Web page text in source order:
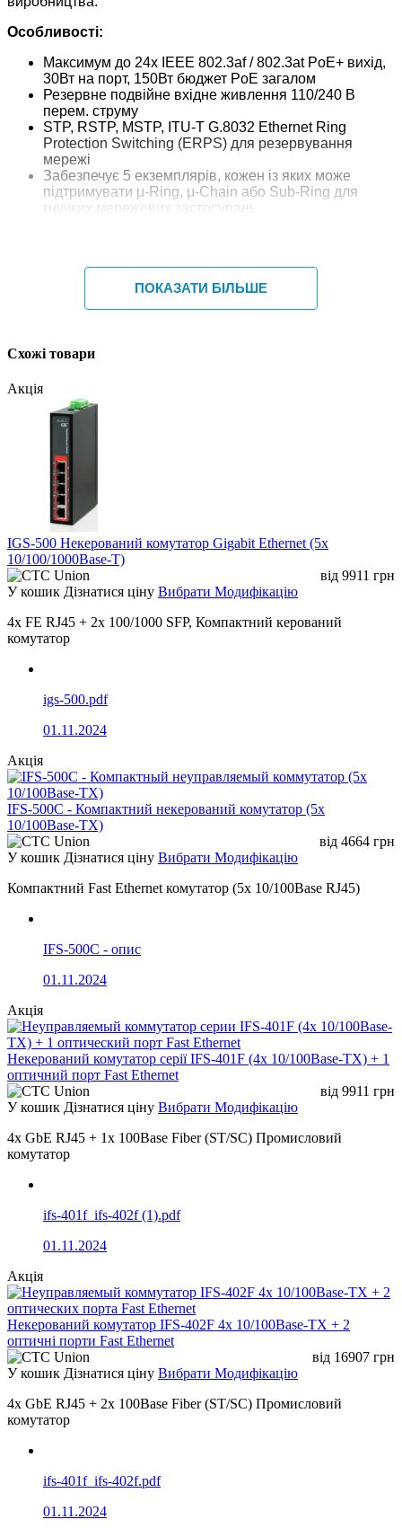
Особливості:
Максимум до 24x IEEE 802.3af / 802.3at PoE+ вихід,
30Вт на порт, 150Вт бюджет PoE загалом
Резервне подвійне вхідне живлення 110/240 В
перем. струму
STP, RSTP, MSTP, ITU-T G.8032 Ethernet Ring
Protection Switching (ERPS) для резервування
мережі
Забезпечує 5 екземплярів, кожен із яких може
підтримувати μ-Ring, μ-Chain або Sub-Ring для
гнучких мережевих застосувань
синхронізації часу, що працює в режимах Ordinary-
Boundary, Peer to Peer Transparent Clock, End to End
Transparent Clock, Master, Slave для кожного порту
ПОКАЗАТИ БІЛЬШЕ
Схожі товари
Акція
IGS-500 Некерований комутатор Gigabit Ethernet (5x
10/100/1000Base-T)
від 9911 грн
У кошик Дізнатися ціну Вибрати Модифікацію
4x FE RJ45 + 2x 100/1000 SFP, Компактний керований
комутатор
igs-500.pdf
01.11.2024
Акція
IFS-500C - Компактний некерований комутатор (5x
10/100Base-TX)
від 4664 грн
У кошик Дізнатися ціну Вибрати Модифікацію
Компактний Fast Ethernet комутатор (5x 10/100Base RJ45)
IFS-500C - опис
01.11.2024
Акція
Некерований комутатор серії IFS-401F (4x 10/100Base-TX) + 1
оптичний порт Fast Ethernet
від 9911 грн
У кошик Дізнатися ціну Вибрати Модифікацію
4x GbE RJ45 + 1x 100Base Fiber (ST/SC) Промисловий
комутатор
ifs-401f_ifs-402f (1).pdf
01.11.2024
Акція
Некерований комутатор IFS-402F 4x 10/100Base-TX + 2
оптичні порти Fast Ethernet
від 16907 грн
У кошик Дізнатися ціну Вибрати Модифікацію
4x GbE RJ45 + 2x 100Base Fiber (ST/SC) Промисловий
комутатор
ifs-401f_ifs-402f.pdf
01.11.2024